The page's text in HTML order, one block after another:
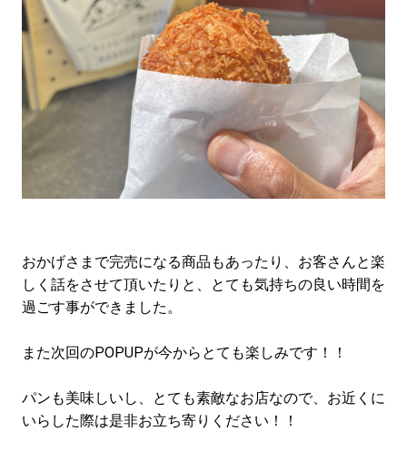
おかげさまで完売になる商品もあったり、お客さんと楽
しく話をさせて頂いたりと、とても気持ちの良い時間を
過ごす事ができました。
また次回のPOPUPが今からとても楽しみです！！
パンも美味しいし、とても素敵なお店なので、お近くに
いらした際は是非お立ち寄りください！！